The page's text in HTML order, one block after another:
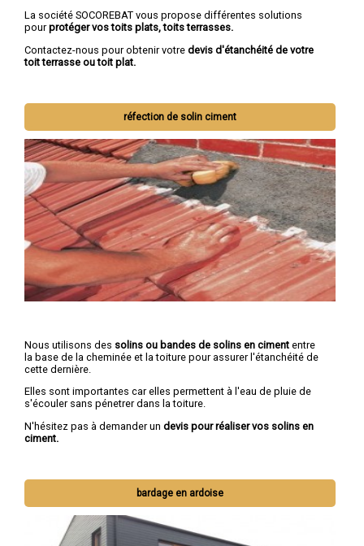
La société SOCOREBAT vous propose différentes solutions
pourprotéger vos toits plats, toits terrasses.
Contactez-nous pour obtenir votre devis d'étanchéité de votre
toit terrasse ou toit plat.
réfection de solin ciment
Nous utilisons des solins ou bandes de solins en ciment entre
la base de la cheminée et la toiture pour assurer l'étanchéité de
cette dernière.
Elles sont importantes car elles permettent à l'eau de pluie de
s'écouler sans pénetrer dans la toiture.
N'hésitez pas à demander un devis pour réaliser vos solins en
ciment.
bardage en ardoise